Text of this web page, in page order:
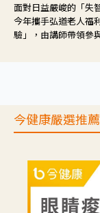
面對日益嚴峻的「失
今年攜手弘道老人福利基金會
驗」，由講師帶領參
今健康嚴選推薦